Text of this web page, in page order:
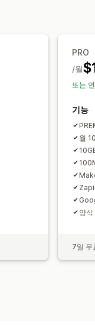
CAPTCHAPRO
/월
또는
기능
월
양식
7일 무